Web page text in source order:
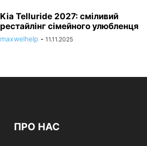
Kia Telluride 2027: сміливий
рестайлінг сімейного улюбленця
maxwelhelp - 11.11.2025
ПРО НАС